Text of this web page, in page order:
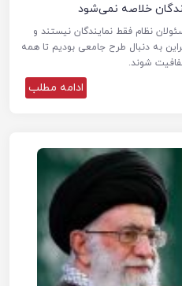
خلاصه نمی‌شود
نظام فقط نمایندگان نیستند و
به دنبال طرح جامعی بودیم تا همه
شوند.
ادامه مطلب